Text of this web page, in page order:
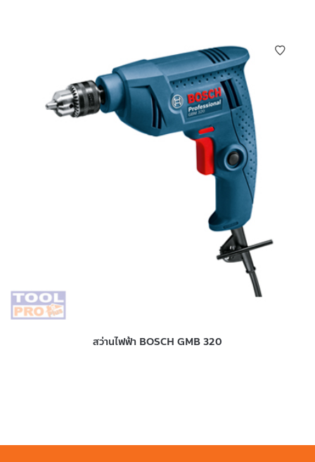
สว่านไฟฟ้า BOSCH GMB 320